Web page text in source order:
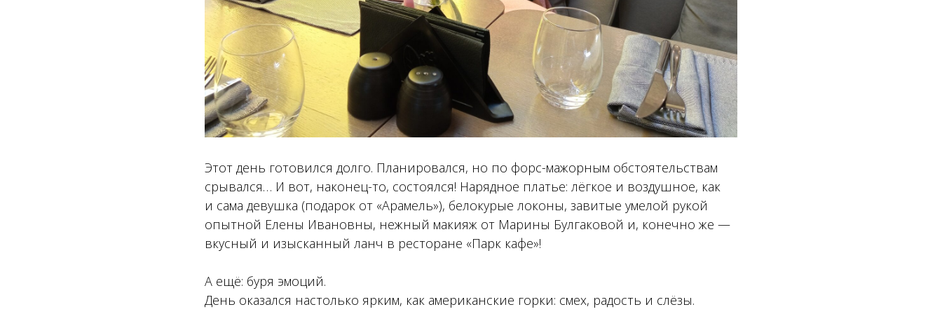
Этот день готовился долго. Планировался, но по форс-мажорным обстоятельствам
срывался… И вот, наконец-то, состоялся! Нарядное платье: лёгкое и воздушное, как
и сама девушка (подарок от «Арамель»), белокурые локоны, завитые умелой рукой
опытной Елены Ивановны, нежный макияж от Марины Булгаковой и, конечно же —
вкусный и изысканный ланч в ресторане «Парк кафе»!
А ещё: буря эмоций.
День оказался настолько ярким, как американские горки: смех, радость и слёзы.